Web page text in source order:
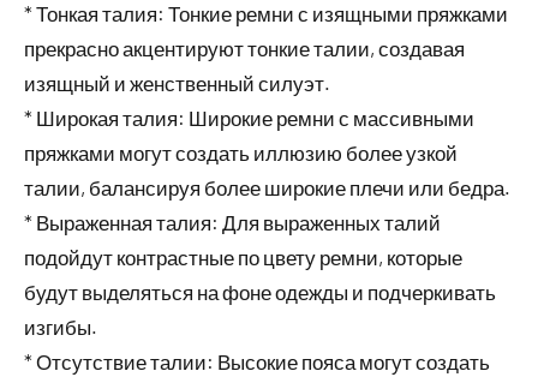
* Тонкая талия: Тонкие ремни с изящными пряжками
прекрасно акцентируют тонкие талии, создавая
изящный и женственный силуэт.
* Широкая талия: Широкие ремни с массивными
пряжками могут создать иллюзию более узкой
талии, балансируя более широкие плечи или бедра.
* Выраженная талия: Для выраженных талий
подойдут контрастные по цвету ремни, которые
будут выделяться на фоне одежды и подчеркивать
изгибы.
* Отсутствие талии: Высокие пояса могут создать